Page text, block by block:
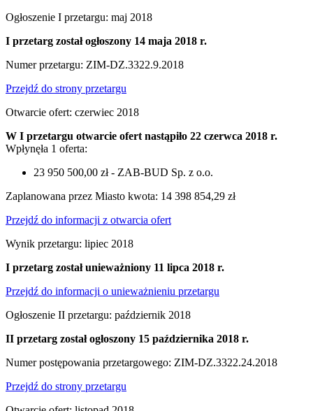
Ogłoszenie I przetargu: maj 2018
I przetarg został ogłoszony 14 maja 2018 r.
Numer przetargu: ZIM-DZ.3322.9.2018
Przejdź do strony przetargu
Otwarcie ofert: czerwiec 2018
W I przetargu otwarcie ofert nastąpiło 22 czerwca 2018 r.
Wpłynęła 1 oferta:
23 950 500,00 zł - ZAB-BUD Sp. z o.o.
Zaplanowana przez Miasto kwota: 14 398 854,29 zł
Przejdź do informacji z otwarcia ofert
Wynik przetargu: lipiec 2018
I przetarg został unieważniony 11 lipca 2018 r.
Przejdź do informacji o unieważnieniu przetargu
Ogłoszenie II przetargu: październik 2018
II przetarg został ogłoszony 15 października 2018 r.
Numer postępowania przetargowego: ZIM-DZ.3322.24.2018
Przejdź do strony przetargu